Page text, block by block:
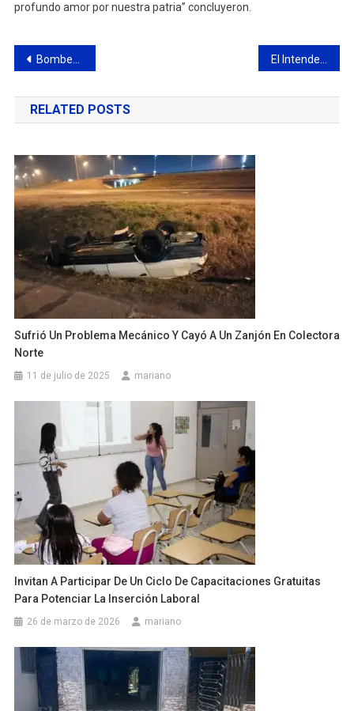
profundo amor por nuestra patria” concluyeron.
Navegación
de
entradas
Bomberos Voluntarios realizó su acto de cierre de año El Intendente entregó a empleados municipales reconocimientos por años de servicio
RELATED POSTS
Sufrió Un Problema Mecánico Y Cayó A Un Zanjón En Colectora
Norte
11 de julio de 2025 mariano
Invitan A Participar De Un Ciclo De Capacitaciones Gratuitas
Para Potenciar La Inserción Laboral
26 de marzo de 2026 mariano